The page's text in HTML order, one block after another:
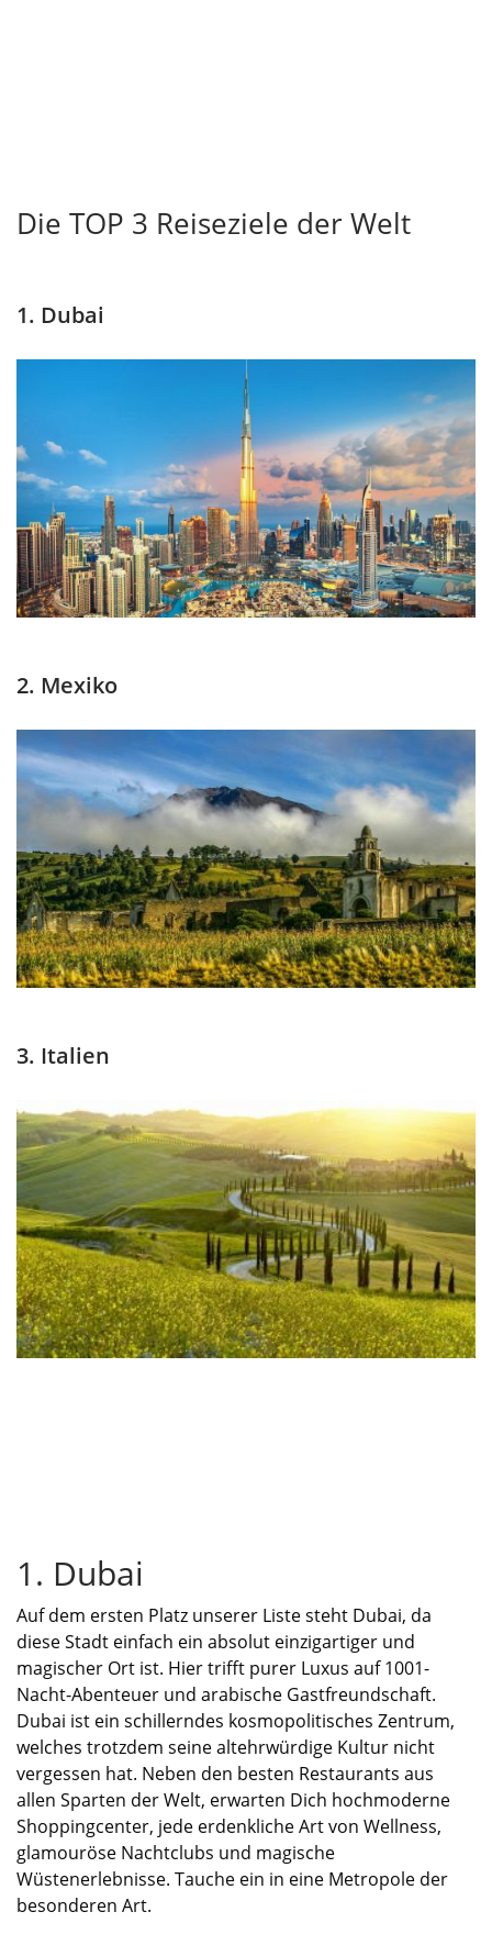
Die TOP 3 Reiseziele der Welt
1. Dubai
2. Mexiko
3. Italien
1. Dubai
Auf dem ersten Platz unserer Liste steht Dubai, da
diese Stadt einfach ein absolut einzigartiger und
magischer Ort ist. Hier trifft purer Luxus auf 1001-
Nacht-Abenteuer und arabische Gastfreundschaft.
Dubai ist ein schillerndes kosmopolitisches Zentrum,
welches trotzdem seine altehrwürdige Kultur nicht
vergessen hat. Neben den besten Restaurants aus
allen Sparten der Welt, erwarten Dich hochmoderne
Shoppingcenter, jede erdenkliche Art von Wellness,
glamouröse Nachtclubs und magische
Wüstenerlebnisse. Tauche ein in eine Metropole der
besonderen Art.